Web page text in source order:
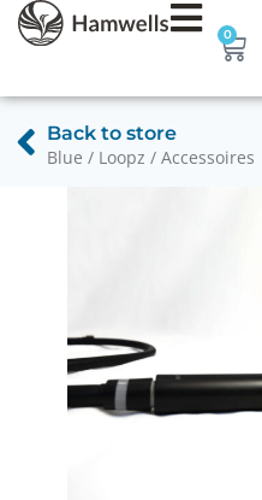
0
Back to store
Blue / Loopz / Accessoires